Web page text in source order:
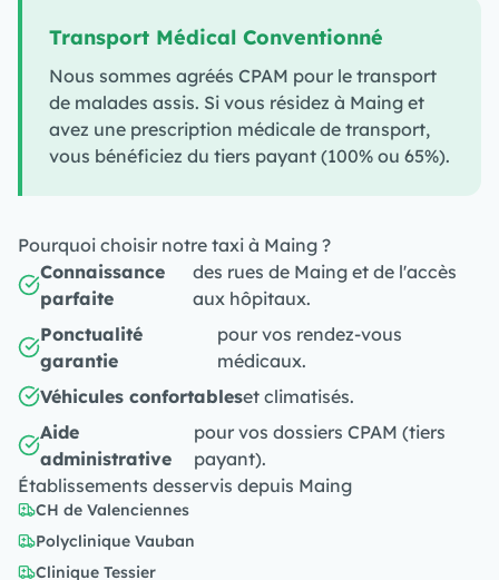
Transport Médical Conventionné
Nous sommes agréés CPAM pour le transport
de malades assis. Si vous résidez à Maing et
avez une prescription médicale de transport,
vous bénéficiez du tiers payant (100% ou 65%).
Pourquoi choisir notre taxi à Maing ?
Connaissance
parfaite
des rues de Maing et de l'accès
aux hôpitaux.
Ponctualité
garantie
pour vos rendez-vous
médicaux.
Véhicules confortableset climatisés.
Aide
administrative
pour vos dossiers CPAM (tiers
payant).
Établissements desservis depuis Maing
CH de Valenciennes
Polyclinique Vauban
Clinique Tessier